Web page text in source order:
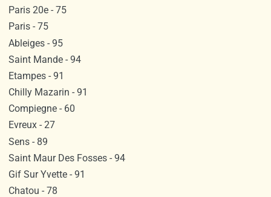
Paris 20e - 75
Paris - 75
Ableiges - 95
Saint Mande - 94
Etampes - 91
Chilly Mazarin - 91
Compiegne - 60
Evreux - 27
Sens - 89
Saint Maur Des Fosses - 94
Gif Sur Yvette - 91
Chatou - 78